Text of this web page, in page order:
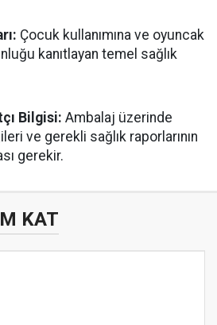
Çocuk kullanımına ve oyuncak
kanıtlayan temel sağlık
Bilgisi: Ambalaj üzerinde
ve gerekli sağlık raporlarının
gerekir.
KAT